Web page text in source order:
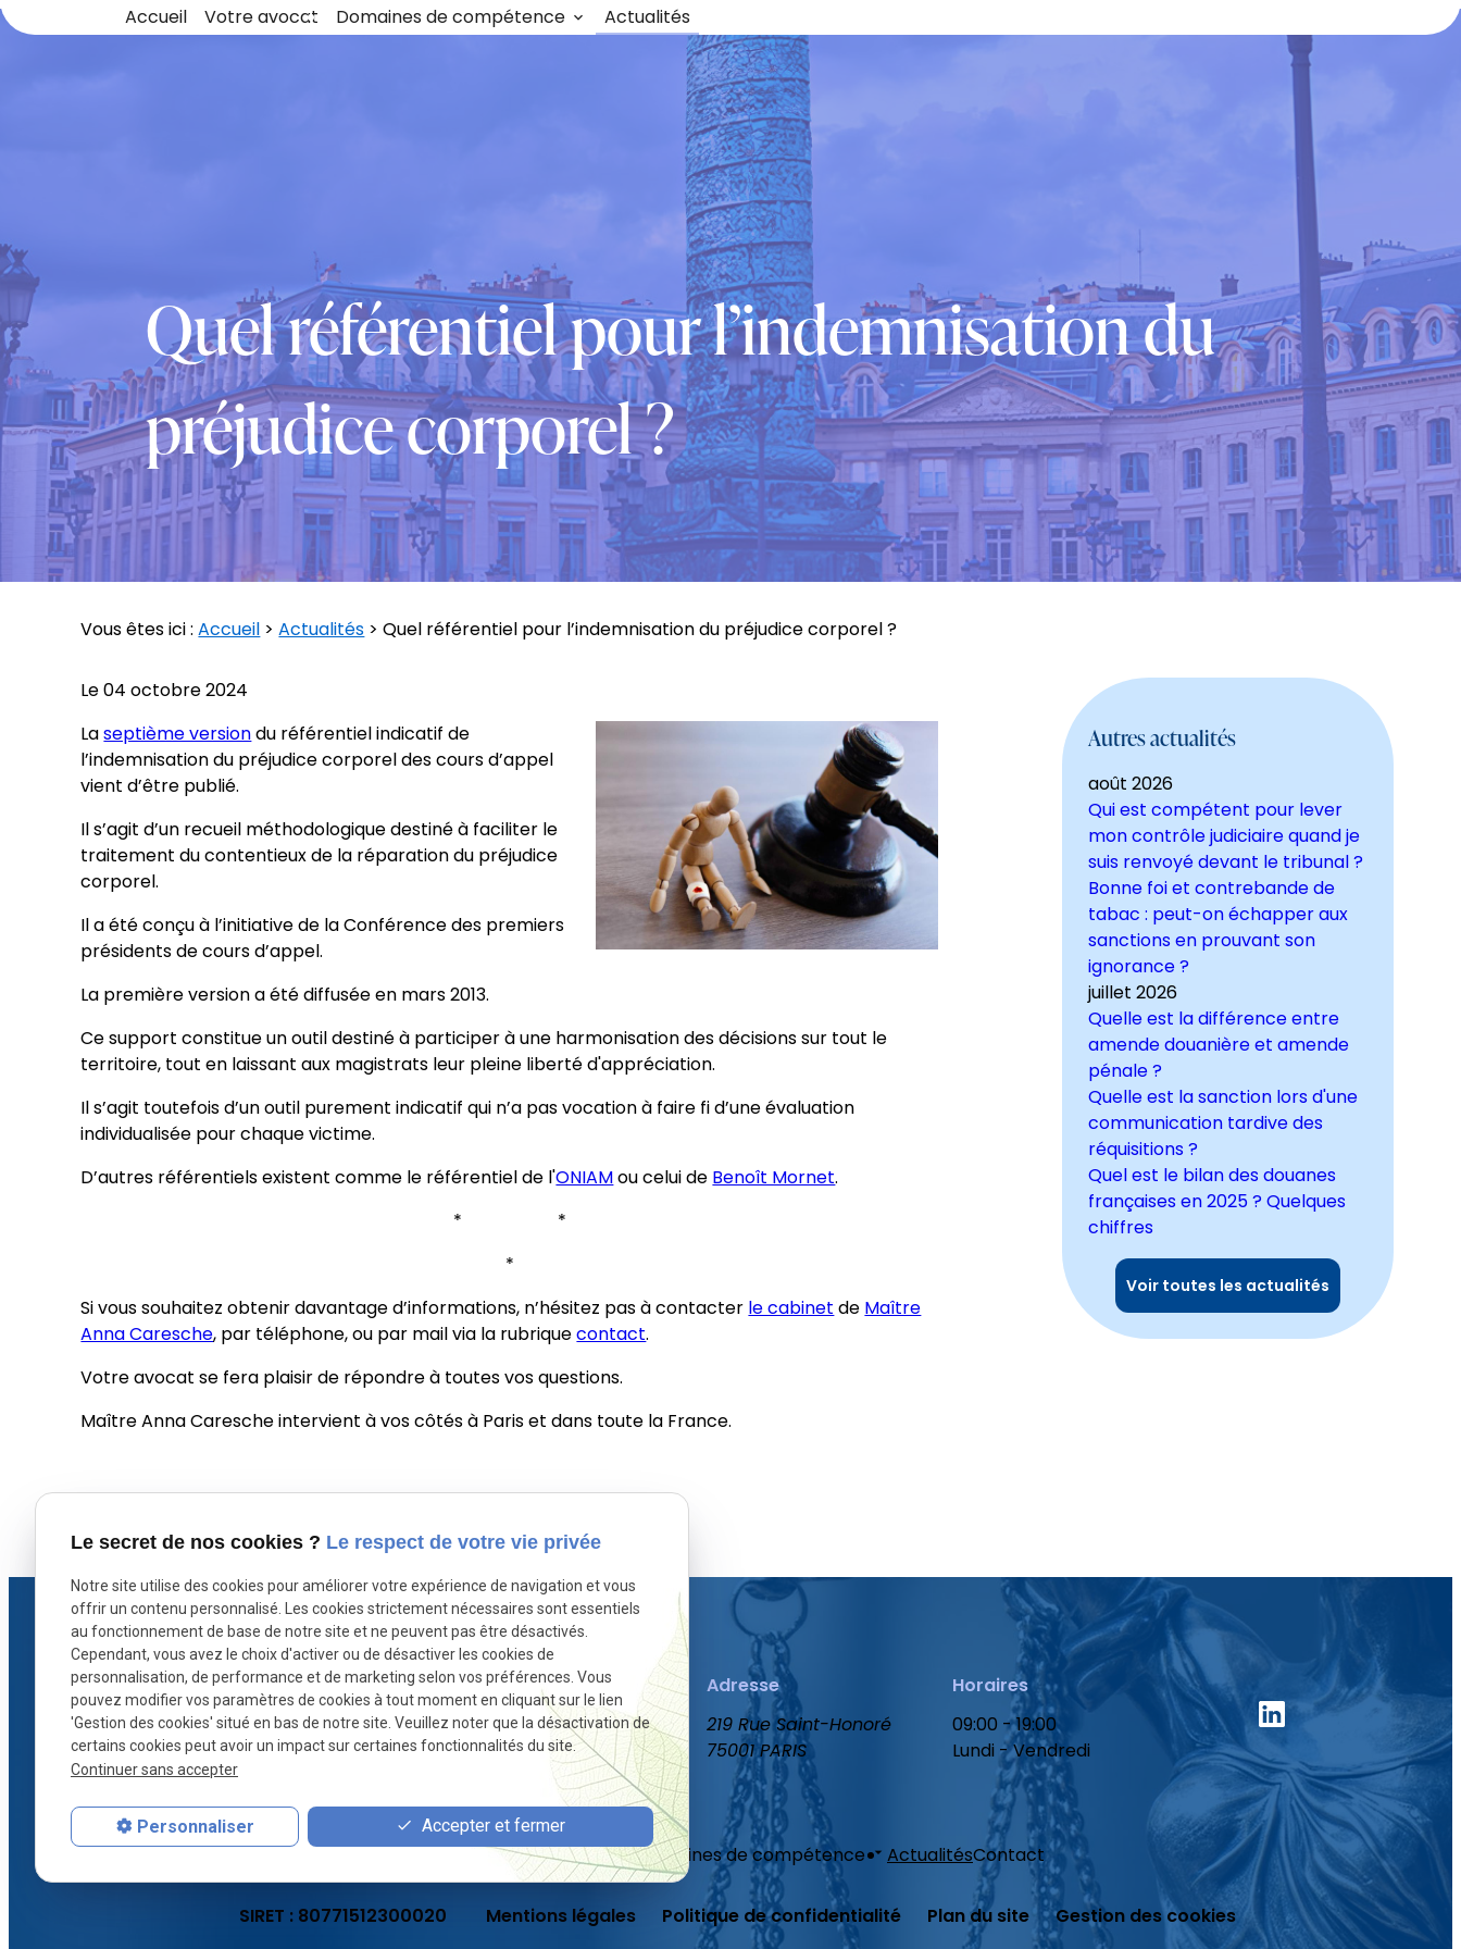
Accueil Votre avocat Domaines de compétence Actualités
Quel référentiel pour l’indemnisation du
préjudice corporel ?
Vous êtes ici : Accueil >Actualités > Quel référentiel pour l’indemnisation du préjudice corporel ?
Le04 octobre 2024
Laseptième versiondu référentiel indicatif de
l’indemnisation du préjudice corporel des cours d’appel
vient d’être publié.
Il s’agit d’un recueil méthodologique destiné à faciliter le
traitement du contentieux de la réparation du préjudice
corporel.
Il a été conçu à l’initiative de la Conférence des premiers
présidents de cours d’appel.
La première version a été diffusée en mars 2013.
Ce support constitue un outil destiné à participer à une harmonisation des décisions sur tout le
territoire, tout en laissant aux magistrats leur pleine liberté d'appréciation.
Il s’agit toutefois d’un outil purement indicatif qui n’a pas vocation à faire fi d’une évaluation
individualisée pour chaque victime.
D’autres référentiels existent comme le référentiel de l'ONIAMou celui de Benoît Mornet.
* *
*
Si vous souhaitez obtenir davantage d’informations, n’hésitez pas à contacter le cabinet de Maître
Anna Caresche, par téléphone, ou par mail via la rubriquecontact.
Votre avocat se fera plaisir de répondre à toutes vos questions.
Maître Anna Caresche intervient à vos côtés à Paris et dans toute la France.
Autres actualités
août 2026
Qui est compétent pour lever
mon contrôle judiciaire quand je
suis renvoyé devant le tribunal ?
Bonne foi et contrebande de
tabac : peut-on échapper aux
sanctions en prouvant son
ignorance ?
juillet 2026
Quelle est la différence entre
amende douanière et amende
pénale ?
Quelle est la sanction lors d'une
communication tardive des
réquisitions ?
Quel est le bilan des douanes
françaises en 2025 ? Quelques
chiffres
Voir toutes les actualités
Défense stratégique et conseils sur
mesure : Maître CARESCHE protège
vos droits en droit pénal à Paris.
Téléphone
01 86 65 78 47
Adresse
219 Rue Saint-Honoré
75001 PARIS
Horaires
09:00 - 19:00
Lundi - Vendredi
AccueilVotre avocatDomaines de compétence ActualitésContact
SIRET :80771512300020 Mentions légales Politique de confidentialité Plan du site Gestion des cookies
Panneau de gestion des cookies
Le secret de nos cookies ? Le respect de votre vie privée
Notre site utilise des cookies pour améliorer votre expérience de navigation et vous
offrir un contenu personnalisé. Les cookies strictement nécessaires sont essentiels
au fonctionnement de base de notre site et ne peuvent pas être désactivés.
Cependant, vous avez le choix d'activer ou de désactiver les cookies de
personnalisation, de performance et de marketing selon vos préférences. Vous
pouvez modifier vos paramètres de cookies à tout moment en cliquant sur le lien
'Gestion des cookies' situé en bas de notre site. Veuillez noter que la désactivation de
certains cookies peut avoir un impact sur certaines fonctionnalités du site.
Continuer sans accepter
Personnaliser Accepter et fermer